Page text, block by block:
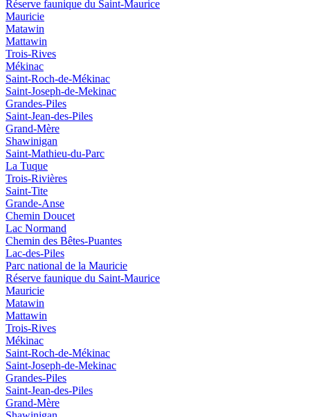
Réserve faunique du Saint‑Maurice
Mauricie
Matawin
Mattawin
Trois-Rives
Mékinac
Saint-Roch-de-Mékinac
Saint-Joseph-de-Mekinac
Grandes-Piles
Saint-Jean-des-Piles
Grand-Mère
Shawinigan
Saint-Mathieu-du-Parc
La Tuque
Trois-Rivières
Saint-Tite
Grande-Anse
Chemin Doucet
Lac Normand
Chemin des Bêtes-Puantes
Lac-des-Piles
Parc national de la Mauricie
Réserve faunique du Saint‑Maurice
Mauricie
Matawin
Mattawin
Trois-Rives
Mékinac
Saint-Roch-de-Mékinac
Saint-Joseph-de-Mekinac
Grandes-Piles
Saint-Jean-des-Piles
Grand-Mère